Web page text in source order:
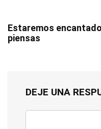
Estaremos
piensas
DEJE UNA